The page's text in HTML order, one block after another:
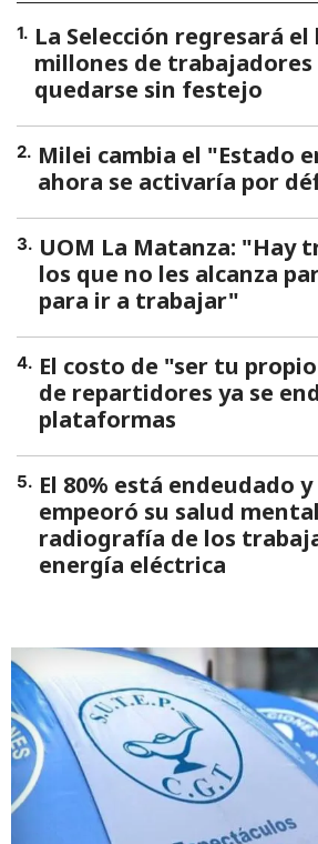
1. La Selección regresará el
millones de
quedarse sin festejo
2. Milei cambia el "Estado
ahora se activaría por
3. UOM La Matanza: "Hay
los que no les alcanza
para ir a trabajar"
4. El costo de "ser tu
de repartidores ya se
plataformas
5. El 80% está endeudado y
empeoró su salud
radiografía de los
energía eléctrica